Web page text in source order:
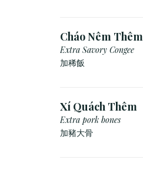
Cháo Nêm Thêm
Extra Savory Congee
加稀飯
Xí Quách Thêm
Extra pork bones
加豬大骨